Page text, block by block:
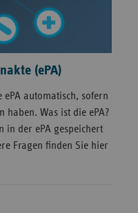
(ePA)
ePA automatisch, sofern
haben. Was ist die ePA?
in der ePA gespeichert
Fragen finden Sie hier